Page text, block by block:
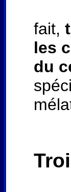
fait,
les
du